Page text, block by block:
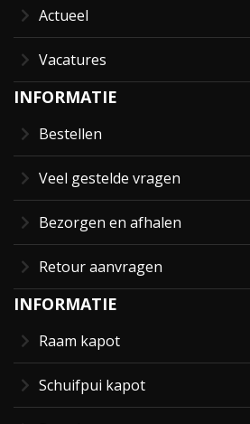
Actueel
Vacatures
INFORMATIE
Bestellen
Veel gestelde vragen
Bezorgen en afhalen
Retour aanvragen
INFORMATIE
Raam kapot
Schuifpui kapot